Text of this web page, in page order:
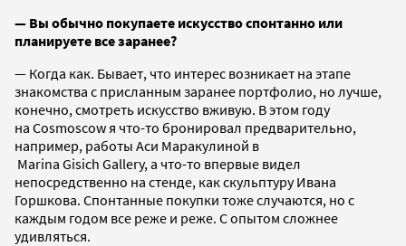
— Вы обычно покупаете искусство спонтанно или
планируете все заранее?
— Когда как. Бывает, что интерес возникает на этапе
знакомства с присланным заранее портфолио, но лучше,
конечно, смотреть искусство вживую. В этом году
на Cosmoscow я что-то бронировал предварительно,
например, работы Аси Маракулиной в
Marina Gisich Gallery, а что-то впервые видел
непосредственно на стенде, как скульптуру Ивана
Горшкова. Спонтанные покупки тоже случаются, но с
каждым годом все реже и реже. С опытом сложнее
удивляться.